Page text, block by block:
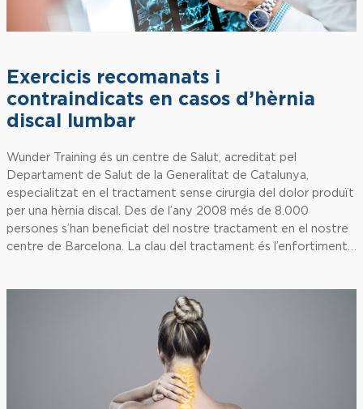
Exercicis recomanats i
contraindicats en casos d’hèrnia
discal lumbar
Wunder Training és un centre de Salut, acreditat pel
Departament de Salut de la Generalitat de Catalunya,
especialitzat en el tractament sense cirurgia del dolor produït
per una hèrnia discal. Des de l’any 2008 més de 8.000
persones s’han beneficiat del nostre tractament en el nostre
centre de Barcelona. La clau del tractament és l’enfortiment…